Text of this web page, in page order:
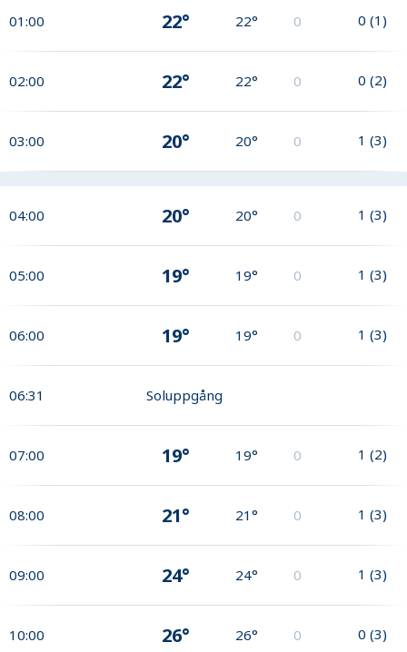
01:00 22° 22° 0 0 (1)
02:00 22° 22° 0 0 (2)
03:00 20° 20° 0 1 (3)
04:00 20° 20° 0 1 (3)
05:00 19° 19° 0 1 (3)
06:00 19° 19° 0 1 (3)
06:31 Soluppgång
07:00 19° 19° 0 1 (2)
08:00 21° 21° 0 1 (3)
09:00 24° 24° 0 1 (3)
10:00 26° 26° 0 0 (3)